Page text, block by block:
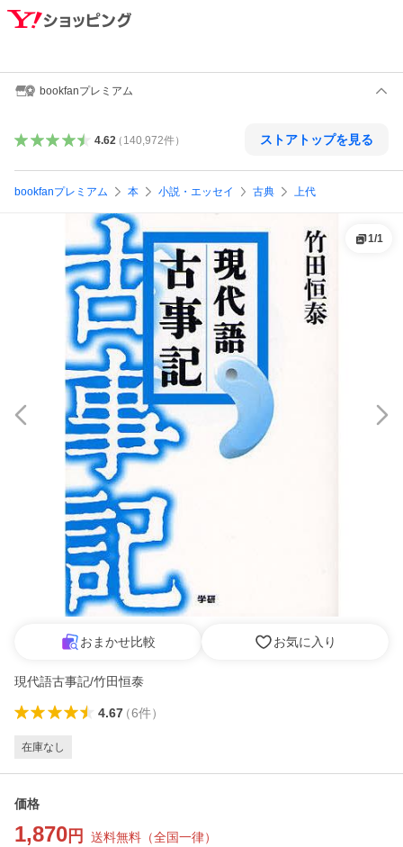
bookfanプレミアム
4.62（ 140,972件） ストアトップを見る
bookfanプレミアム 本 小説・エッセイ 古典 上代
1/1
おまかせ比較 お気に入り
現代語古事記/竹田恒泰
4.67（6件）
在庫なし
価格
1,870 円 送料無料 （全国一律）